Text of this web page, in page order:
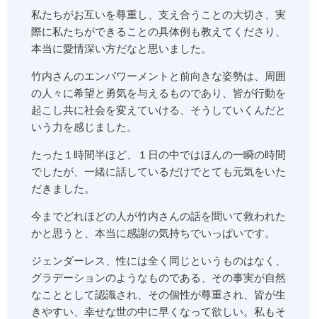
私たちがお互いを尊重し、支え合うことの大切さ、実
際に私たちができることの具体例も教えてくださり、
本当に愛情深い方だなと思いました。
竹内さんのエンパワーメントと前向きな姿勢は、周囲
の人々に希望と勇気を与えるものであり、皆が行動を
起こし共に社会を変えていける、そうしていくんだと
いう力を感じました。
たった１時間半ほど、１日の中ではほんの一瞬の時間
でしたが、一緒に話しているだけでとても元気をいた
だきました。
今までどれほどの人が竹内さんの話を聞いて救われた
かと思うと、本当に感謝の気持ちでいっぱいです。
ジェンダーレス、性には全く同じというものはなく、
グラデーションのようなものである、その事実が自然
なこととして認識され、その個性が尊重され、皆が生
きやすい、幸せな世の中に早くなって欲しい。私もそ